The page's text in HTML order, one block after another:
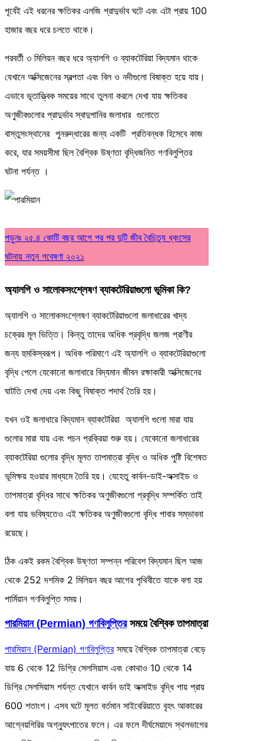
পূর্বেই এই ধরনের ক্ষতিকর এলজি প্রাদুর্ভাব ঘটে এবং এটা প্রায় 100
হাজার বছর ধরে চলতে থাকে।
পরবর্তী ৩ মিলিয়ন বছর ধরে অ্যালগি ও ব্যাকটেরিয়া বিদ্যমান থাকে
যেখানে অক্সিজেনের স্বল্পতা এবং বিল ও নদীগুলো বিষাক্ত হয়ে যায়।
এভাবে ভূতাত্ত্বিক সময়ের সাথে তুলনা করলে দেখা যায় ক্ষতিকর
অণুজীবগুলোর প্রাদুর্ভাব স্বাদুপানির জলাধার গুলোতে
বাস্তুসংস্থানের পুনরুদ্ধারের জন্য একটি প্রতিবন্ধক হিসেবে কাজ
করে, যার সময়সীমা ছিল বৈশ্বিক উষ্ণতা বৃদ্ধিজনিত গণবিলুপ্তির
ঘটনা পর্যন্ত ।
পড়ুনঃ ২৫.৪ কোটি বছর আগে পর পর দুটি জীব বৈচিত্র্য ধ্বংসের
ঘটনায় নতুন গবেষণা ২০২১
অ্যালগি ও সালোকসংশ্লেষণ ব্যাকটেরিয়াগুলো ভূমিকা কি?
অ্যালগি ও সালোকসংশ্লেষণ ব্যাকটেরিয়াগুলো জলাধারের খাদ্য
চক্রের মূল ভিত্তি। কিন্তু তাদের অধিক প্রবৃদ্ধি জলজ প্রাণীর
জন্য হুমকিস্বরূপ। অধিক পরিমাণে এই অ্যালগি ও ব্যাকটেরিয়াগুলো
বৃদ্ধি পেলে যেকোনো জলাধারে বিদ্যমান জীবন রক্ষাকারী অক্সিজেনের
ঘাটতি দেখা দেয় এবং কিছু বিষাক্ত পদার্থ তৈরি হয়।
যখন ওই জলাধারে বিদ্যমান ব্যাকটেরিয়া অ্যালগি গুলো মারা যায়
গুলোর মারা যায় এবং পচন প্রক্রিয়া শুরু হয়। যেকোনো জলাধারের
ব্যাকটেরিয়া গুলোর বৃদ্ধি মূলত তাপমাত্রা বৃদ্ধি ও অধিক পুষ্টি বিশেষত
ভূমিক্ষয় হওয়ার মাধ্যমে তৈরি হয়। যেহেতু কার্বন-ডাই-অক্সাইড ও
তাপমাত্রা বৃদ্ধির সাথে ক্ষতিকর অণুজীবগুলো প্রবৃদ্ধি সম্পর্কিত তাই
বলা যায় ভবিষ্যতেও এই ক্ষতিকর অণুজীবগুলো বৃদ্ধি পাবার সম্ভাবনা
রয়েছে।
ঠিক একই রকম বৈশ্বিক উষ্ণতা সম্পন্ন পরিবেশ বিদ্যমান ছিল আজ
থেকে 252 দশমিক 2 মিলিয়ন বছর আগের পৃথিবীতে যাকে বলা হয়
পার্মিয়ান গণবিলুপ্তি সময়।
পারমিয়ান (Permian) গণবিলুপ্তিরসময়ে বৈশ্বিক তাপমাত্রা
পারমিয়ান (Permian) গণবিলুপ্তিরসময়ে বৈশ্বিক তাপমাত্রা বেড়ে
যায় 6 থেকে 12 ডিগ্রি সেলসিয়াস এবং কোথাও 10 থেকে 14
ডিগ্রি সেলসিয়াস পর্যন্ত যেখানে কার্বন ডাই অক্সাইড বৃদ্ধি পায় প্রায়
600 শতাংশ। এসব ঘটে মূলত বর্তমান সাইবেরিয়াতে বৃহৎ আকারের
আগ্নেয়গিরির অগ্ন্যুৎপাতের ফলে। এর ফলে দীর্ঘমেয়াদে স্থলভাগের